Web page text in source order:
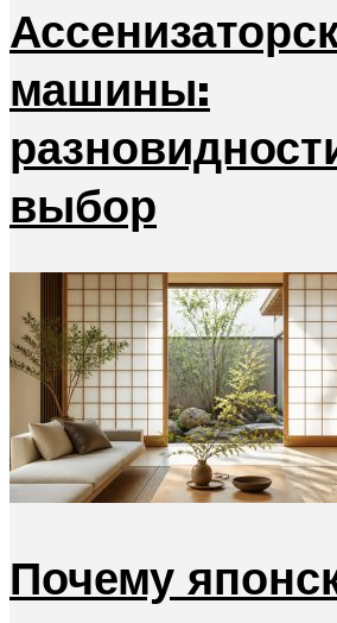
машины:
выбор
Почему